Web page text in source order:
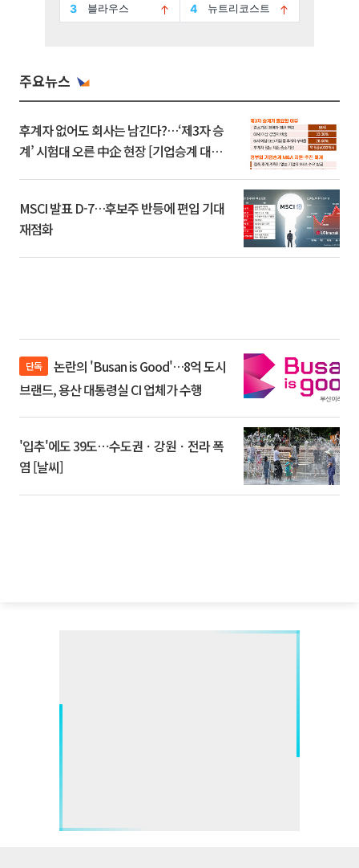
주요뉴스
후계자 없어도 회사는 남긴다?…‘제3자 승
계’ 시험대 오른 中企 현장 [기업승계 대전
MSCI 발표 D-7…후보주 반등에 편입 기대
재점화
단독
브랜드, 용산 대통령실 CI 업체가 수행
'입추'에도 39도⋯수도권ㆍ강원ㆍ전라 폭
염 [날씨]